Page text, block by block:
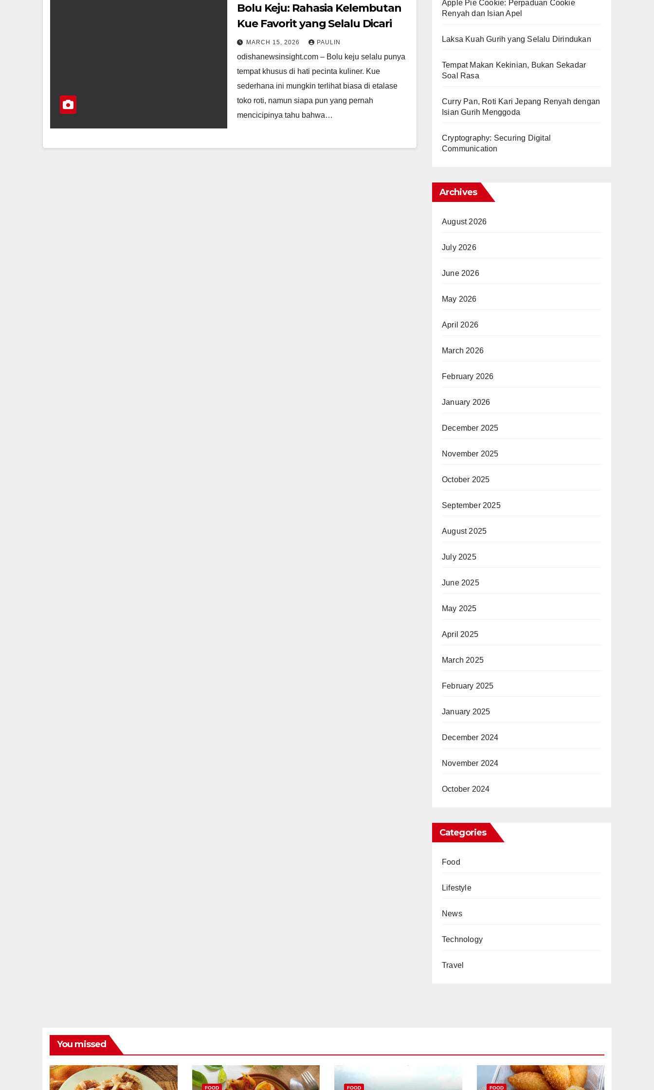
Bolu Keju: Rahasia Kelembutan
Kue Favorit yang Selalu Dicari
MARCH 15, 2026 PAULIN
odishanewsinsight.com – Bolu keju selalu punya
tempat khusus di hati pecinta kuliner. Kue
sederhana ini mungkin terlihat biasa di etalase
toko roti, namun siapa pun yang pernah
mencicipinya tahu bahwa…
Apple Pie Cookie: Perpaduan Cookie
Renyah dan Isian Apel
Laksa Kuah Gurih yang Selalu Dirindukan
Tempat Makan Kekinian, Bukan Sekadar
Soal Rasa
Curry Pan, Roti Kari Jepang Renyah dengan
Isian Gurih Menggoda
Cryptography: Securing Digital
Communication
Archives
August 2026
July 2026
June 2026
May 2026
April 2026
March 2026
February 2026
January 2026
December 2025
November 2025
October 2025
September 2025
August 2025
July 2025
June 2025
May 2025
April 2025
March 2025
February 2025
January 2025
December 2024
November 2024
October 2024
Categories
Food
Lifestyle
News
Technology
Travel
You missed
FOOD FOOD FOOD